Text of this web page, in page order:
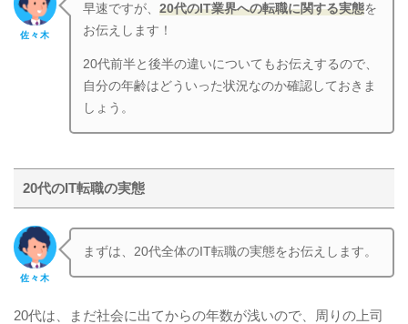
佐々木
早速ですが、20代のIT業界への転職に関する実態を
お伝えします！
20代前半と後半の違いについてもお伝えするので、
自分の年齢はどういった状況なのか確認しておきま
しょう。
20代のIT転職の実態
佐々木
まずは、20代全体のIT転職の実態をお伝えします。
20代は、まだ社会に出てからの年数が浅いので、周りの上司